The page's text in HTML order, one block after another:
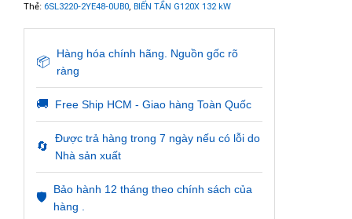
Thẻ: 6SL3220-2YE48-0UB0, BIẾN TẦN G120X 132 kW
📦
Hàng hóa chính hãng. Nguồn gốc rõ
ràng
🚚 Free Ship HCM - Giao hàng Toàn Quốc
🔄
Được trả hàng trong 7 ngày nếu có lỗi do
Nhà sản xuất
🛡️
Bảo hành 12 tháng theo chính sách của
hàng .